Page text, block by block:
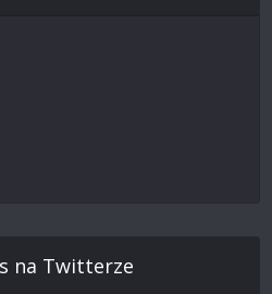
na Twitterze